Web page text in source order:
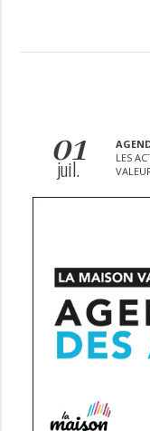
01
juil.
LES